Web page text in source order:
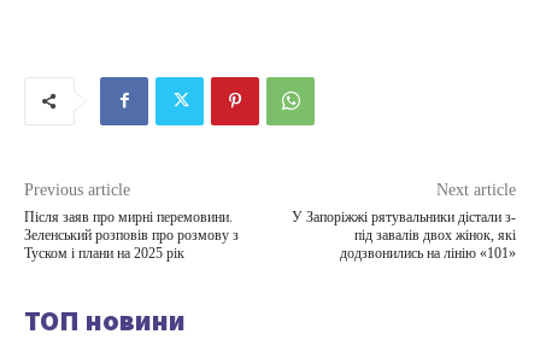
Previous article
Після заяв про мирні перемовини.
Зеленський розповів про розмову з
Туском і плани на 2025 рік
Next article
У Запоріжжі рятувальники дістали з-
під завалів двох жінок, які
додзвонились на лінію «101»
ТОП новини